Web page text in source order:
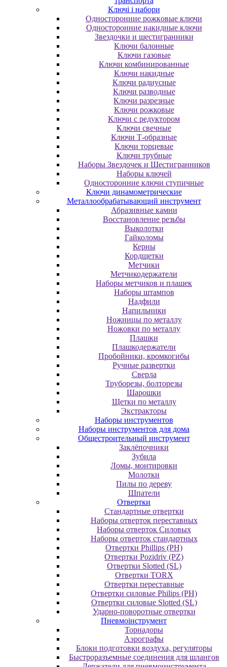
Ключі і набори
Oднocтopoнниe poжкoвыe ключи
Oднocтopoнниe нaкидныe ключи
Звездочки и шестигранники
Ключи балонные
Ключи газовые
Ключи комбинированные
Ключи накидные
Ключи радиусные
Ключи разводные
Ключи разрезные
Ключи рожковые
Ключи с редуктором
Ключи свечные
Ключи Т-образные
Ключи торцевые
Ключи трубные
Наборы Звездочек и Шестигранников
Наборы ключей
Односторонние ключи ступичные
Ключи динамометрические
Металлообрабатывающий инструмент
Абразивные камни
Восстановление резьбы
Выколотки
Гайколомы
Керны
Кордщетки
Метчики
Метчикодержатели
Наборы метчиков и плашек
Наборы штампов
Надфили
Напильники
Ножницы по металлу
Ножовки по металлу
Плашки
Плашкодержатели
Пробойники, кромкогибы
Ручные развертки
Сверла
Труборезы, болторезы
Шарошки
Щетки по металлу
Экcтpaктopы
Наборы инструментов
Наборы инструментов для дома
Общестроительный инструмент
Заклёпочники
Зубила
Ломы, монтировки
Молотки
Пилы по дереву
Шпатели
Отвертки
Cтандартные отвертки
Наборы отверток переставных
Наборы отверток Силовых
Наборы отверток стандартных
Отвертки Phillips (PH)
Отвертки Pozidriv (PZ)
Отвертки Slotted (SL)
Отвертки TORX
Отвертки переставные
Отвертки силовые Philips (PH)
Отвертки силовые Slotted (SL)
Ударно-поворотные отвертки
Пневмоінструмент
Topнaдopы
Аэрографы
Блоки подготовки воздуха, регуляторы
Быстроразъемные соединения для шлангов